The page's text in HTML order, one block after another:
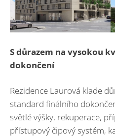
Sdůrazem na vysokou
dokončení
Rezidence Laurová klade
standard finálního
světlé výšky, rekuperace,
přístupový čipový systém,